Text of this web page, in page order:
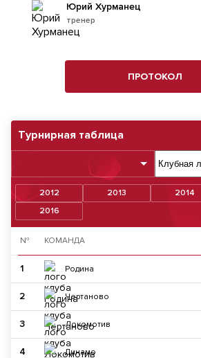
Турнирная таблица
2012 2013 2014
2016
№ КОМАНДА
1 Родина
2 Чертаново
3 Локомотив
4 Динамо
тренер
Юрий Хурманец
ПРОТОКОЛ